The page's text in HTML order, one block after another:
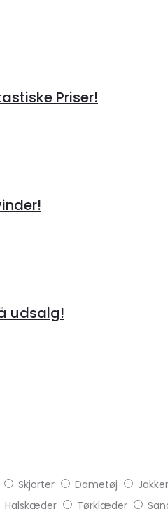
Priser!
udsalg!
Skjorter Dametøj Jakker
Halskæder Tørklæder